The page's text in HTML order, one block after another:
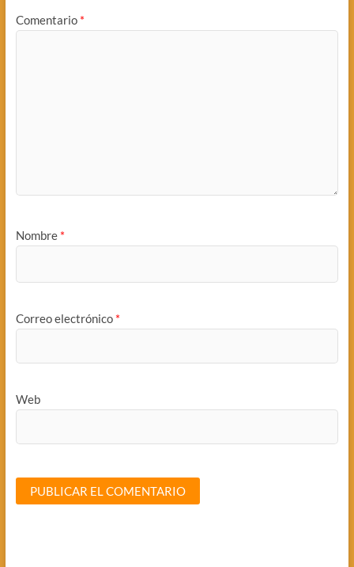
Comentario *
Nombre *
Correo electrónico *
Web